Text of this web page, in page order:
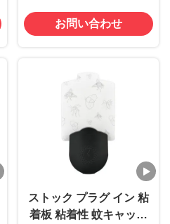
対策 香りなし
お問い合わせ
ストック プラグ イン 粘
着板 粘着性 蚊キャップ